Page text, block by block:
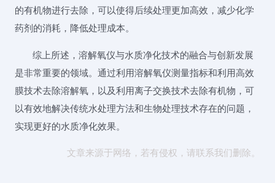
的有机物进行去除，可以使得后续处理更加高效，减少化学
药剂的消耗，降低处理成本。
综上所述，溶解氧仪与水质净化技术的融合与创新发展
是非常重要的领域。通过利用溶解氧仪测量指标和利用高效
膜技术去除溶解氧，以及利用离子交换技术去除有机物，可
以有效地解决传统水处理方法和生物处理技术存在的问题，
实现更好的水质净化效果。
文章来源于网络，若有侵权，请联系我们删除。